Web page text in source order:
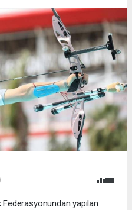
yapılan